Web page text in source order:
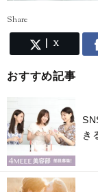
Share
X
おすすめ記事
き